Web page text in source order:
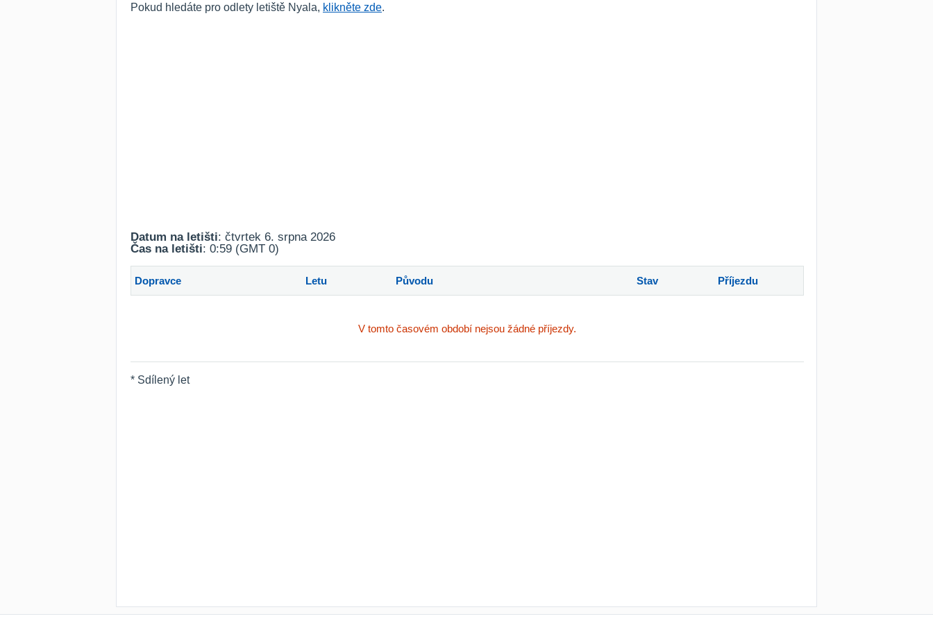
Pokud hledáte pro odlety letiště Nyala, klikněte zde.
Datum na letišti: čtvrtek 6. srpna 2026
Čas na letišti: 0:59 (GMT 0)
Dopravce Letu Původu Stav Příjezdu
V tomto časovém období nejsou žádné příjezdy.
* Sdílený let